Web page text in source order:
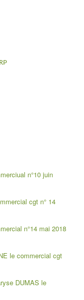
n°10 juin
cgt n° 14
n°14 mai 2018
le commercial cgt
DUMAS le